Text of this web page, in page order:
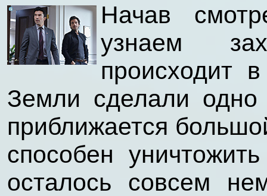
Начав
узнаем
происходит
Земли сделали
приближается
способен
осталось совсем